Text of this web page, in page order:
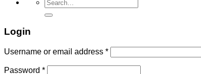
for:
Login
Username or email address *
Password *